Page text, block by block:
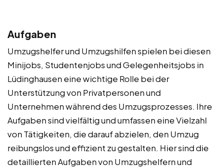
Aufgaben
Umzugshelfer und Umzugshilfen spielen bei diesen
Minijobs, Studentenjobs und Gelegenheitsjobs in
Lüdinghausen eine wichtige Rolle bei der
Unterstützung von Privatpersonen und
Unternehmen während des Umzugsprozesses. Ihre
Aufgaben sind vielfältig und umfassen eine Vielzahl
von Tätigkeiten, die darauf abzielen, den Umzug
reibungslos und effizient zu gestalten. Hier sind die
detaillierten Aufgaben von Umzugshelfern und